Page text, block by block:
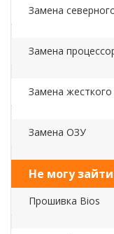
Замена
Замена
Замена жесткого
Замена ОЗУ
Не могу
Прошивка Bios